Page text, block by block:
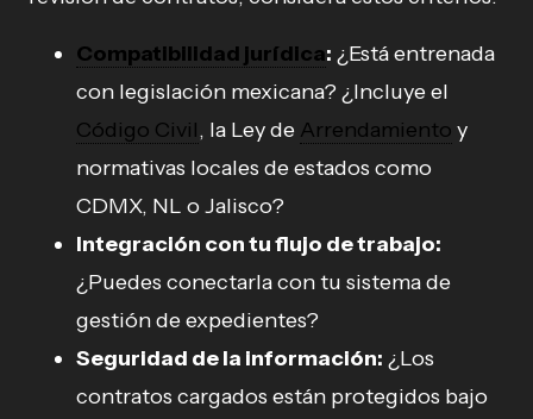
Compatibilidad jurídica: ¿Está entrenada
con legislación mexicana? ¿Incluye el
Código Civil, la Ley de Arrendamiento y
normativas locales de estados como
CDMX, NL o Jalisco?
Integración con tu flujo de trabajo:
¿Puedes conectarla con tu sistema de
gestión de expedientes?
Seguridad de la información: ¿Los
contratos cargados están protegidos bajo